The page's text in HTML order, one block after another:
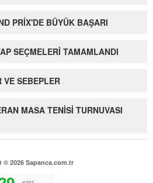
PRİX'DE BÜYÜK BAŞARI
SEÇMELERİ TAMAMLANDI
VE SEBEPLER
MASA TENİSİ TURNUVASI
© 2026 Sapanca.com.tr